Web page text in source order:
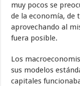
muy pocos se
de la economía, de
aprovechando al
fuera posible.
Los
sus modelos
capitales